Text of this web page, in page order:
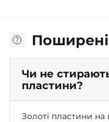
Чи не
пластини?
Золоті пластини на